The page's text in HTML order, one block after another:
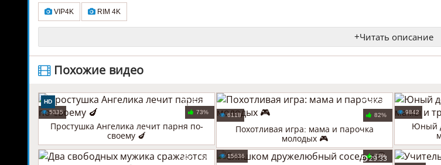
VIP4K RIM 4K
+Читать описание
️ Похожие видео
5335 73%
Простушка Ангелика лечит парня по-
своему 🍆
HD 27:23
6118 82%
Похотливая игра: мама и парочка
молодых 🎮
30:36
9842
Юный
34:55 15636 77%
29:33